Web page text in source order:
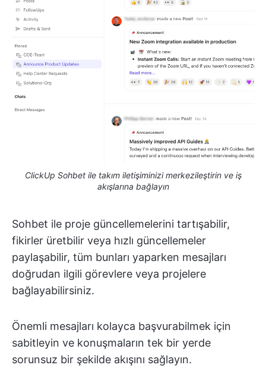
ClickUp Sohbet ile takım iletişiminizi merkezileştirin ve iş
akışlarına bağlayın
Sohbet ile proje güncellemelerini tartışabilir,
fikirler üretbilir veya hızlı güncellemeler
paylaşabilir, tüm bunları yaparken mesajları
doğrudan ilgili görevlere veya projelere
bağlayabilirsiniz.
Önemli mesajları kolayca başvurabilmek için
sabitleyin ve konuşmaların tek bir yerde
sorunsuz bir şekilde akışını sağlayın.